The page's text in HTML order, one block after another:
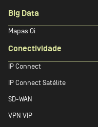
Big Data
Mapas Oi
Conectividade
IP Connect
IP Connect Satélite
SD-WAN
VPN VIP